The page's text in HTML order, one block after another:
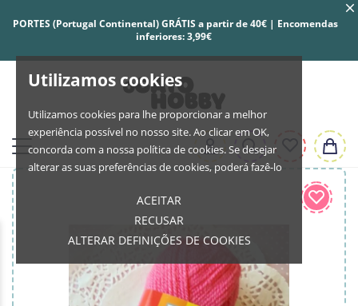
Utilizamos cookies
Utilizamos cookies para lhe proporcionar a melhor
experiência possível no nosso site. Ao clicar em OK,
concorda com a nossa política de cookies. Se desejar
alterar as suas preferências de cookies, poderá fazê-lo
ACEITAR
RECUSAR
ALTERAR DEFINIÇÕES DE COOKIES
PORTES (Portugal Continental) GRÁTIS a partir de 40€ | Encomendas
inferiores: 3,99€